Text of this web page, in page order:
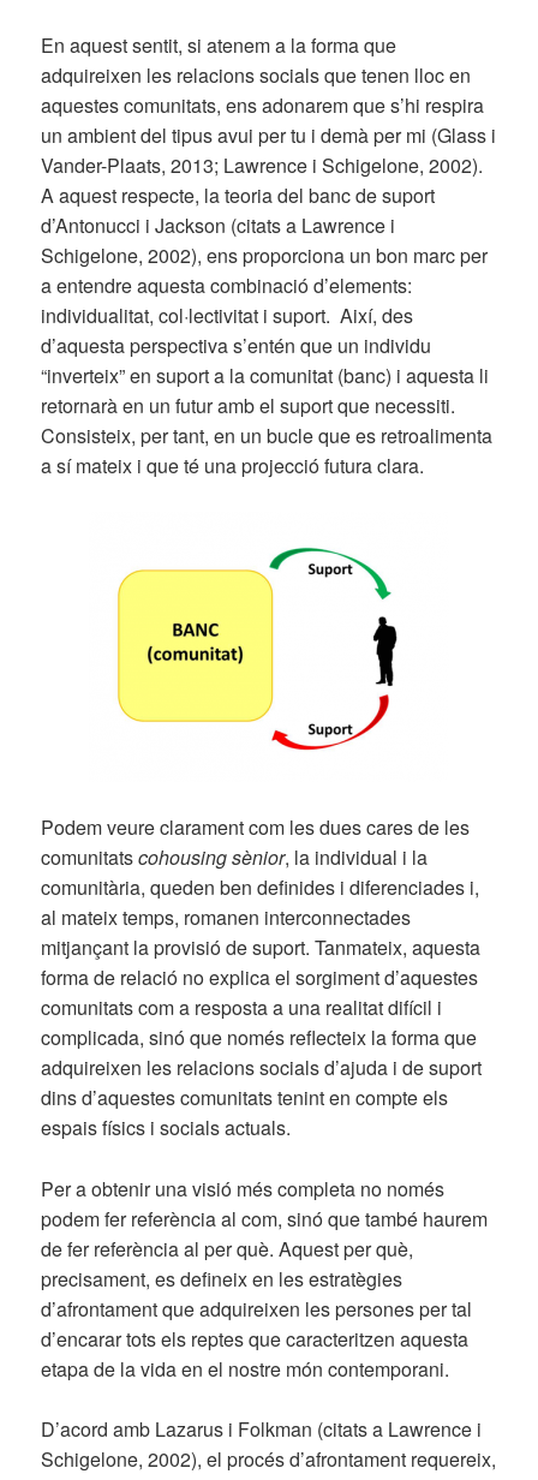
En aquest sentit, si atenem a la forma que
adquireixen les relacions socials que tenen lloc en
aquestes comunitats, ens adonarem que s’hi respira
un ambient del tipus avui per tu i demà per mi (Glass i
Vander-Plaats, 2013; Lawrence i Schigelone, 2002).
A aquest respecte, la teoria del banc de suport
d’Antonucci i Jackson (citats a Lawrence i
Schigelone, 2002), ens proporciona un bon marc per
a entendre aquesta combinació d’elements:
individualitat, col·lectivitat i suport. Així, des
d’aquesta perspectiva s’entén que un individu
“inverteix” en suport a la comunitat (banc) i aquesta li
retornarà en un futur amb el suport que necessiti.
Consisteix, per tant, en un bucle que es retroalimenta
a sí mateix i que té una projecció futura clara.
Podem veure clarament com les dues cares de les
comunitatscohousing sènior, la individual i la
comunitària, queden ben definides i diferenciades i,
al mateix temps, romanen interconnectades
mitjançant la provisió de suport. Tanmateix, aquesta
forma de relació no explica el sorgiment d’aquestes
comunitats com a resposta a una realitat difícil i
complicada, sinó que només reflecteix la forma que
adquireixen les relacions socials d’ajuda i de suport
dins d’aquestes comunitats tenint en compte els
espais físics i socials actuals.
Per a obtenir una visió més completa no només
podem fer referència al com, sinó que també haurem
de fer referència al per què. Aquest per què,
precisament, es defineix en les estratègies
d’afrontament que adquireixen les persones per tal
d’encarar tots els reptes que caracteritzen aquesta
etapa de la vida en el nostre món contemporani.
D’acord amb Lazarus i Folkman (citats a Lawrence i
Schigelone, 2002), el procés d’afrontament requereix,